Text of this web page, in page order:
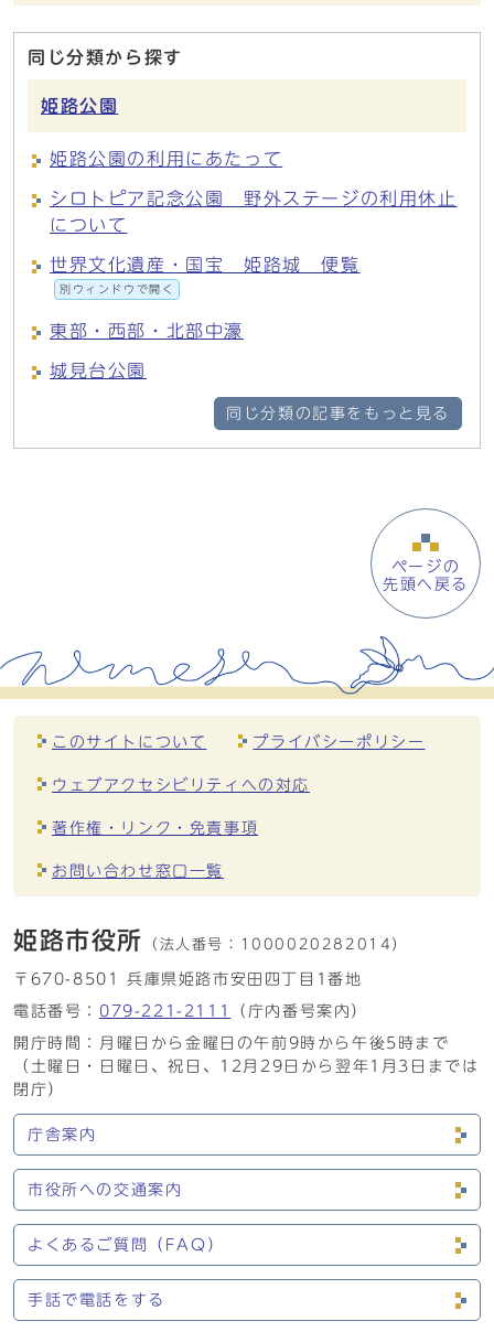
同じ分類から探す
姫路公園
姫路公園の利用にあたって
シロトピア記念公園 野外ステージの利用休止
について
世界文化遺産・国宝 姫路城 便覧
別ウィンドウで開く
東部・西部・北部中濠
城見台公園
同じ分類の記事をもっと見る
ページの
先頭へ戻る
このサイトについて プライバシーポリシー
ウェブアクセシビリティへの対応
著作権・リンク・免責事項
お問い合わせ窓口一覧
姫路市役所 （法人番号： 1000020282014）
〒670-8501 兵庫県姫路市安田四丁目1番地
電話番号： 079-221-2111
（庁内番号案内）
開庁時間：月曜日から金曜日の午前9時から午後5時まで
（土曜日・日曜日、祝日、12月29日から翌年1月3日までは
閉庁）
庁舎案内
市役所への交通案内
よくあるご質問（FAQ）
手話で電話をする